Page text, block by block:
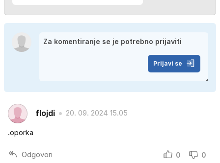
Prijavi se
flojdi 20. 09. 2024 15.05
.oporka
Odgovori 0 0